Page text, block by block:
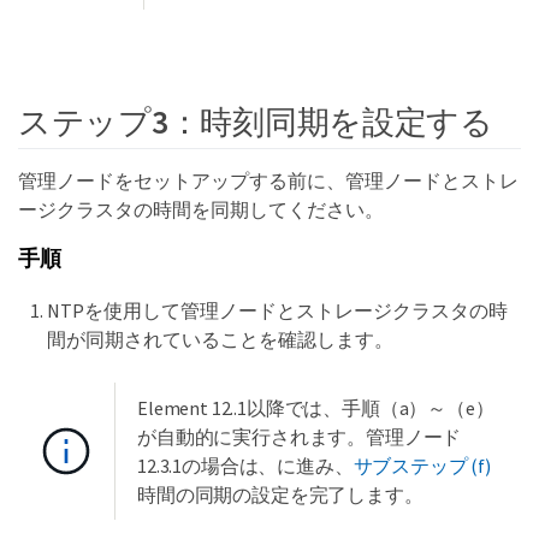
ステップ3：時刻同期を設定する
管理ノードをセットアップする前に、管理ノードとストレ
ージクラスタの時間を同期してください。
手順
NTPを使用して管理ノードとストレージクラスタの時
間が同期されていることを確認します。
Element 12..1以降では、手順（a）～（e）
が自動的に実行されます。管理ノード
12.3.1の場合は、に進み、 サブステップ (f)
時間の同期の設定を完了します。